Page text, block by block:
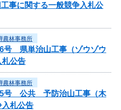
事に関する一般競争入札公
農林事務所
号 県単治山工事（ゾウゾウ
札公告
農林事務所
号 公共 予防治山工事（木
入札公告